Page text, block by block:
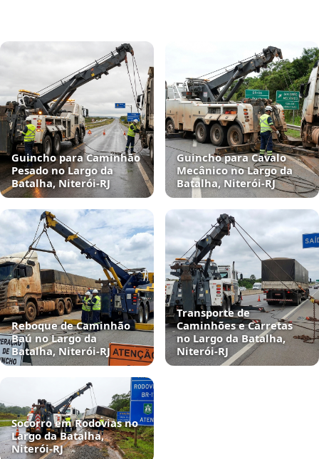
Guincho para Caminhão
Pesado no Largo da
Batalha, Niterói‑RJ
Guincho para Cavalo
Mecânico no Largo da
Batalha, Niterói‑RJ
Reboque de Caminhão
Baú no Largo da
Batalha, Niterói‑RJ
Transporte de
Caminhões e Carretas
no Largo da Batalha,
Niterói‑RJ
Socorro em Rodovias no
Largo da Batalha,
Niterói‑RJ